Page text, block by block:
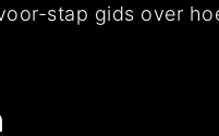
stap gids over